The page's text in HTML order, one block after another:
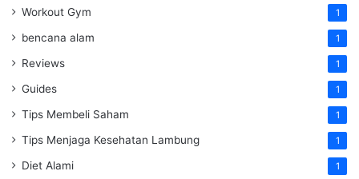
Workout Gym 1
bencana alam 1
Reviews 1
Guides 1
Tips Membeli Saham 1
Tips Menjaga Kesehatan Lambung 1
Diet Alami 1